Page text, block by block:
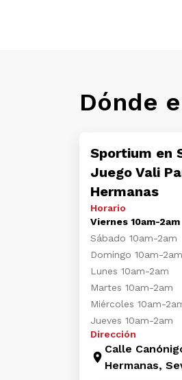
Dónde
Sportium en
Juego Vali
Hermanas
Horario
Viernes 10am-2am
Sábado 10am-2am
Domingo 10am-2am
Lunes 10am-2am
Martes 10am-2am
Miércoles 10am-
Jueves 10am-2am
Dirección
Calle
Hermanas,